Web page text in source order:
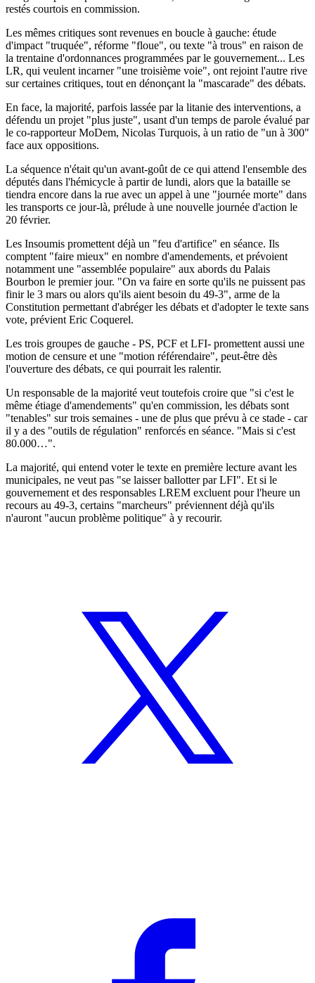
restés courtois en commission.
Les mêmes critiques sont revenues en boucle à gauche: étude
d'impact "truquée", réforme "floue", ou texte "à trous" en raison de
la trentaine d'ordonnances programmées par le gouvernement... Les
LR, qui veulent incarner "une troisième voie", ont rejoint l'autre rive
sur certaines critiques, tout en dénonçant la "mascarade" des débats.
En face, la majorité, parfois lassée par la litanie des interventions, a
défendu un projet "plus juste", usant d'un temps de parole évalué par
le co-rapporteur MoDem, Nicolas Turquois, à un ratio de "un à 300"
face aux oppositions.
La séquence n'était qu'un avant-goût de ce qui attend l'ensemble des
députés dans l'hémicycle à partir de lundi, alors que la bataille se
tiendra encore dans la rue avec un appel à une "journée morte" dans
les transports ce jour-là, prélude à une nouvelle journée d'action le
20 février.
Les Insoumis promettent déjà un "feu d'artifice" en séance. Ils
comptent "faire mieux" en nombre d'amendements, et prévoient
notamment une "assemblée populaire" aux abords du Palais
Bourbon le premier jour. "On va faire en sorte qu'ils ne puissent pas
finir le 3 mars ou alors qu'ils aient besoin du 49-3", arme de la
Constitution permettant d'abréger les débats et d'adopter le texte sans
vote, prévient Eric Coquerel.
Les trois groupes de gauche - PS, PCF et LFI- promettent aussi une
motion de censure et une "motion référendaire", peut-être dès
l'ouverture des débats, ce qui pourrait les ralentir.
Un responsable de la majorité veut toutefois croire que "si c'est le
même étiage d'amendements" qu'en commission, les débats sont
"tenables" sur trois semaines - une de plus que prévu à ce stade - car
il y a des "outils de régulation" renforcés en séance. "Mais si c'est
80.000…".
La majorité, qui entend voter le texte en première lecture avant les
municipales, ne veut pas "se laisser ballotter par LFI". Et si le
gouvernement et des responsables LREM excluent pour l'heure un
recours au 49-3, certains "marcheurs" préviennent déjà qu'ils
n'auront "aucun problème politique" à y recourir.